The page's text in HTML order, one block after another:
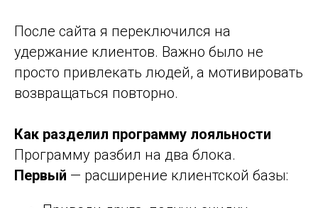
После сайта я переключился на
удержание клиентов. Важно было не
просто привлекать людей, а мотивировать
возвращаться повторно.
Как разделил программу лояльности
Программу разбил на два блока.
Первый — расширение клиентской базы: